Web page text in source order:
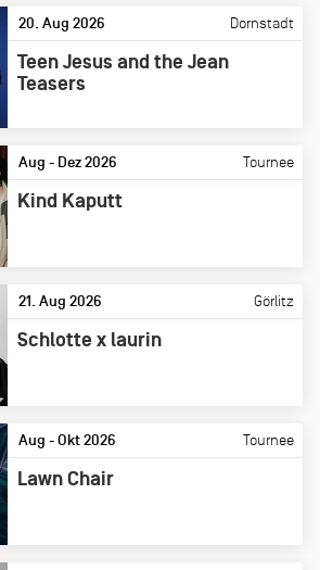
Dornstadt
20. Aug 2026
Teen Jesus and the Jean
Teasers
Tournee
Aug - Dez 2026
Kind Kaputt
Görlitz
21. Aug 2026
Schlotte x laurin
Tournee
Aug - Okt 2026
Lawn Chair